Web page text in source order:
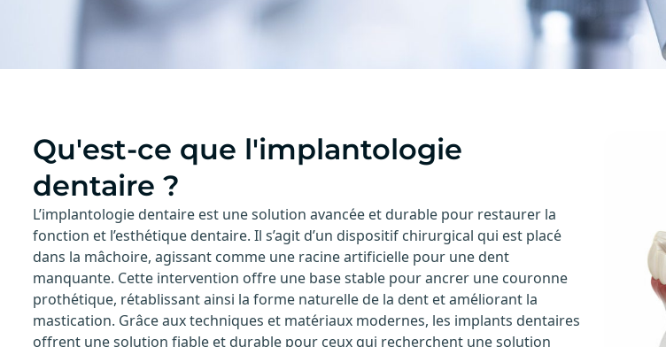
Qu'est-ce que l'implantologie
dentaire ?
L’implantologie dentaire est une solution avancée et durable pour restaurer la
fonction et l’esthétique dentaire. Il s’agit d’un dispositif chirurgical qui est placé
dans la mâchoire, agissant comme une racine artificielle pour une dent
manquante. Cette intervention offre une base stable pour ancrer une couronne
prothétique, rétablissant ainsi la forme naturelle de la dent et améliorant la
mastication. Grâce aux techniques et matériaux modernes, les implants dentaires
offrent une solution fiable et durable pour ceux qui recherchent une solution